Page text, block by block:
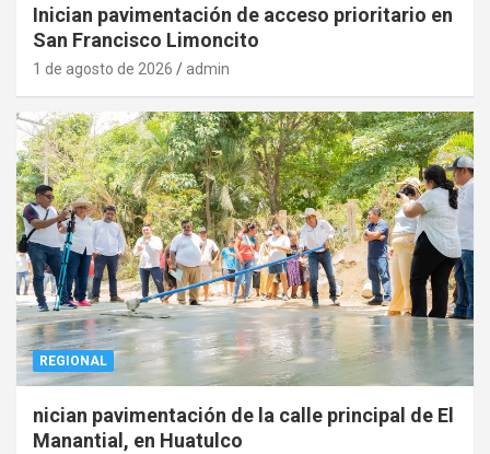
Inician pavimentación de acceso prioritario en
San Francisco Limoncito
1 de agosto de 2026 admin
REGIONAL
nician pavimentación de la calle principal de El
Manantial, en Huatulco